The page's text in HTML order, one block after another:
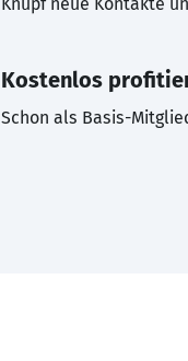
Kostenlos
Schon als Basis-